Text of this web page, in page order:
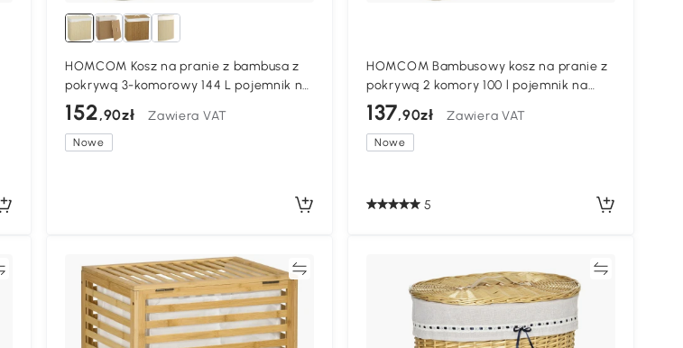
HOMCOM Kosz na pranie z bambusa z
pokrywą 3-komorowy 144 L pojemnik na
pranie z uchwytami ze sznura,
wyjmowany wkład
152,90zł Zawiera VAT
Nowe
HOMCOM Bambusowy kosz na pranie z
pokrywą 2 komory 100 l pojemnik na
pranie z sznurkowymi uchwytami,
wyjmowany worek na pranie
137,90zł Zawiera VAT
Nowe
5
Porównywać Porównywać